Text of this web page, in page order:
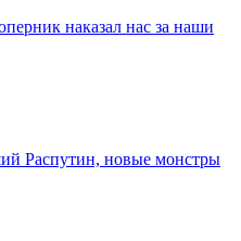
наказал нас за наши
Распутин, новые монстры